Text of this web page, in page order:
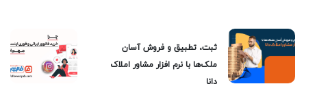
ثبت، تطبیق و فروش آسان
ملک‌ها با نرم افزار مشاور املاک
دانا